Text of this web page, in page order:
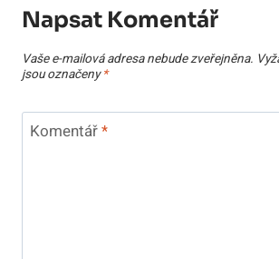
Napsat Komentář
Vaše e-mailová adresa nebude zveřejněna.
jsou označeny*
Komentář*